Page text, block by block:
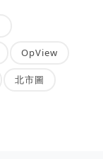
OpView
北市圖